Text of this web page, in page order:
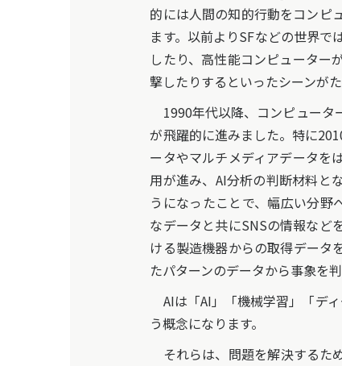
的には人間の知的行動をコンピ
ます。以前よりSFなどの世界
したり、高性能コンピューター
撃したりするといったシーンが
1990年代以降、コンピュータ
が飛躍的に進みました。特に
ータやマルチメディアデータを
用が進み、AI分析の判断材料と
うになったことで、幅広い分野
なデータと共にSNSの情報など
ける製造機器からの取得データ
たパターンのデータから事象を
AIは「AI」「機械学習」「デ
う概念になります。
それらは、問題を解決するた